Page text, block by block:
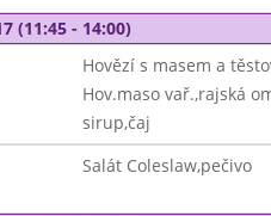
(11:45 - 14:00)
Hovězí s masem a
Hov.maso vař.,rajská
sirup,čaj
Salát Coleslaw,pečivo